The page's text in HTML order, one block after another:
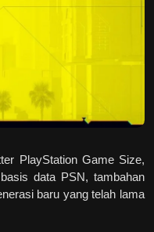
PlayStation Game Size,
data PSN, tambahan
baru yang telah lama